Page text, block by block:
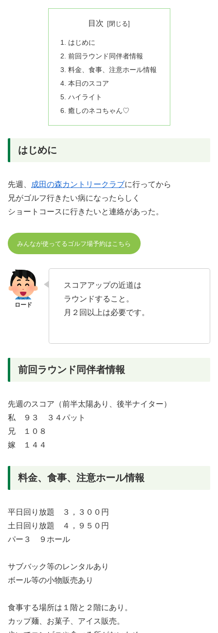
目次
はじめに
前回ラウンド同伴者情報
料金、食事、注意ホール情報
本日のスコア
ハイライト
癒しのネコちゃん♡
はじめに
先週、 成田の森カントリークラブに行ってから
兄がゴルフ行きたい病になったらしく
ショートコースに行きたいと連絡があった。
みんなが使ってるゴルフ場予約はこちら
スコアアップの近道は
ラウンドすること。
月２回以上は必要です。
前回ラウンド同伴者情報
先週のスコア（前半太陽あり、後半ナイター）
私 ９３ ３４パット
兄 １０８
嫁 １４４
料金、食事、注意ホール情報
平日回り放題 ３，３００円
土日回り放題 ４，９５０円
パー３ ９ホール
サブバック等のレンタルあり
ボール等の小物販売あり
食事する場所は１階と２階にあり。
カップ麺、お菓子、アイス販売。